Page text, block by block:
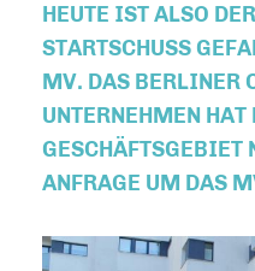
HEUTE IST ALSO
STARTSCHUSS
MV. DAS BERLINER
UNTERNEHMEN HAT
GESCHÄFTSGEBIET
ANFRAGE UM DAS